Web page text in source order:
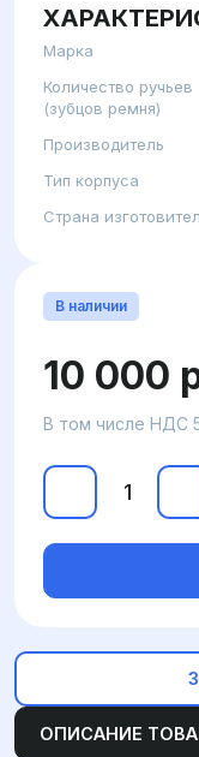
Марка
Количество ручьев
(зубцов ремня)
Производитель
Тип корпуса
Страна
ОПИСАНИЕ
В наличии
10 000
В том числе НДС